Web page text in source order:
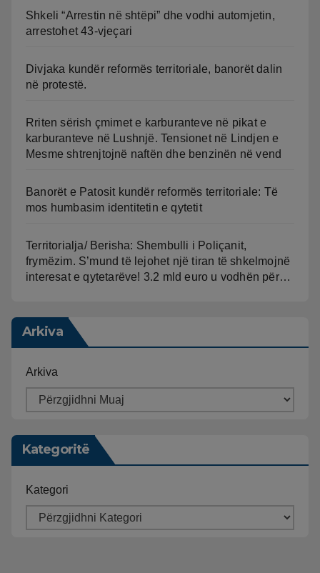
Shkeli “Arrestin në shtëpi” dhe vodhi automjetin,
arrestohet 43-vjeçari
Divjaka kundër reformës territoriale, banorët dalin
në protestë.
Rriten sërish çmimet e karburanteve në pikat e
karburanteve në Lushnjë. Tensionet në Lindjen e
Mesme shtrenjtojnë naftën dhe benzinën në vend
Banorët e Patosit kundër reformës territoriale: Të
mos humbasim identitetin e qytetit
Territorialja/ Berisha: Shembulli i Poliçanit,
frymëzim. S’mund të lejohet një tiran të shkelmojnë
interesat e qytetarëve! 3.2 mld euro u vodhën për…
Arkiva
Arkiva
Kategoritë
Kategori